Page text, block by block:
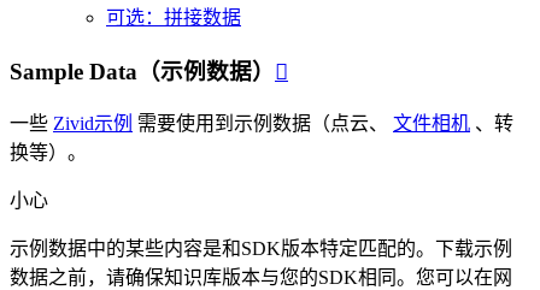
可选：拼接数据
Sample Data（示例数据） 
一些 Zivid示例 需要使用到示例数据（点云、 文件相机 、转
换等）。
小心
示例数据中的某些内容是和SDK版本特定匹配的。下载示例
数据之前，请确保知识库版本与您的SDK相同。您可以在网